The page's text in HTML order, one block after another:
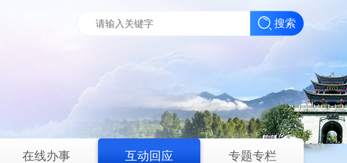
搜索
在线办事 互动回应 专题专栏